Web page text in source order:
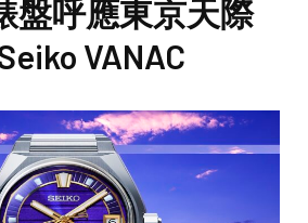
盤呼應東京天際
VANAC